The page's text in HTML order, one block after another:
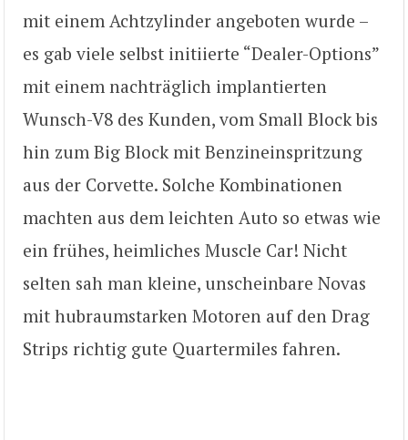
mit einem Achtzylinder angeboten wurde –
es gab viele selbst initiierte “Dealer-Options”
mit einem nachträglich implantierten
Wunsch-V8 des Kunden, vom Small Block bis
hin zum Big Block mit Benzineinspritzung
aus der Corvette. Solche Kombinationen
machten aus dem leichten Auto so etwas wie
ein frühes, heimliches Muscle Car! Nicht
selten sah man kleine, unscheinbare Novas
mit hubraumstarken Motoren auf den Drag
Strips richtig gute Quartermiles fahren.